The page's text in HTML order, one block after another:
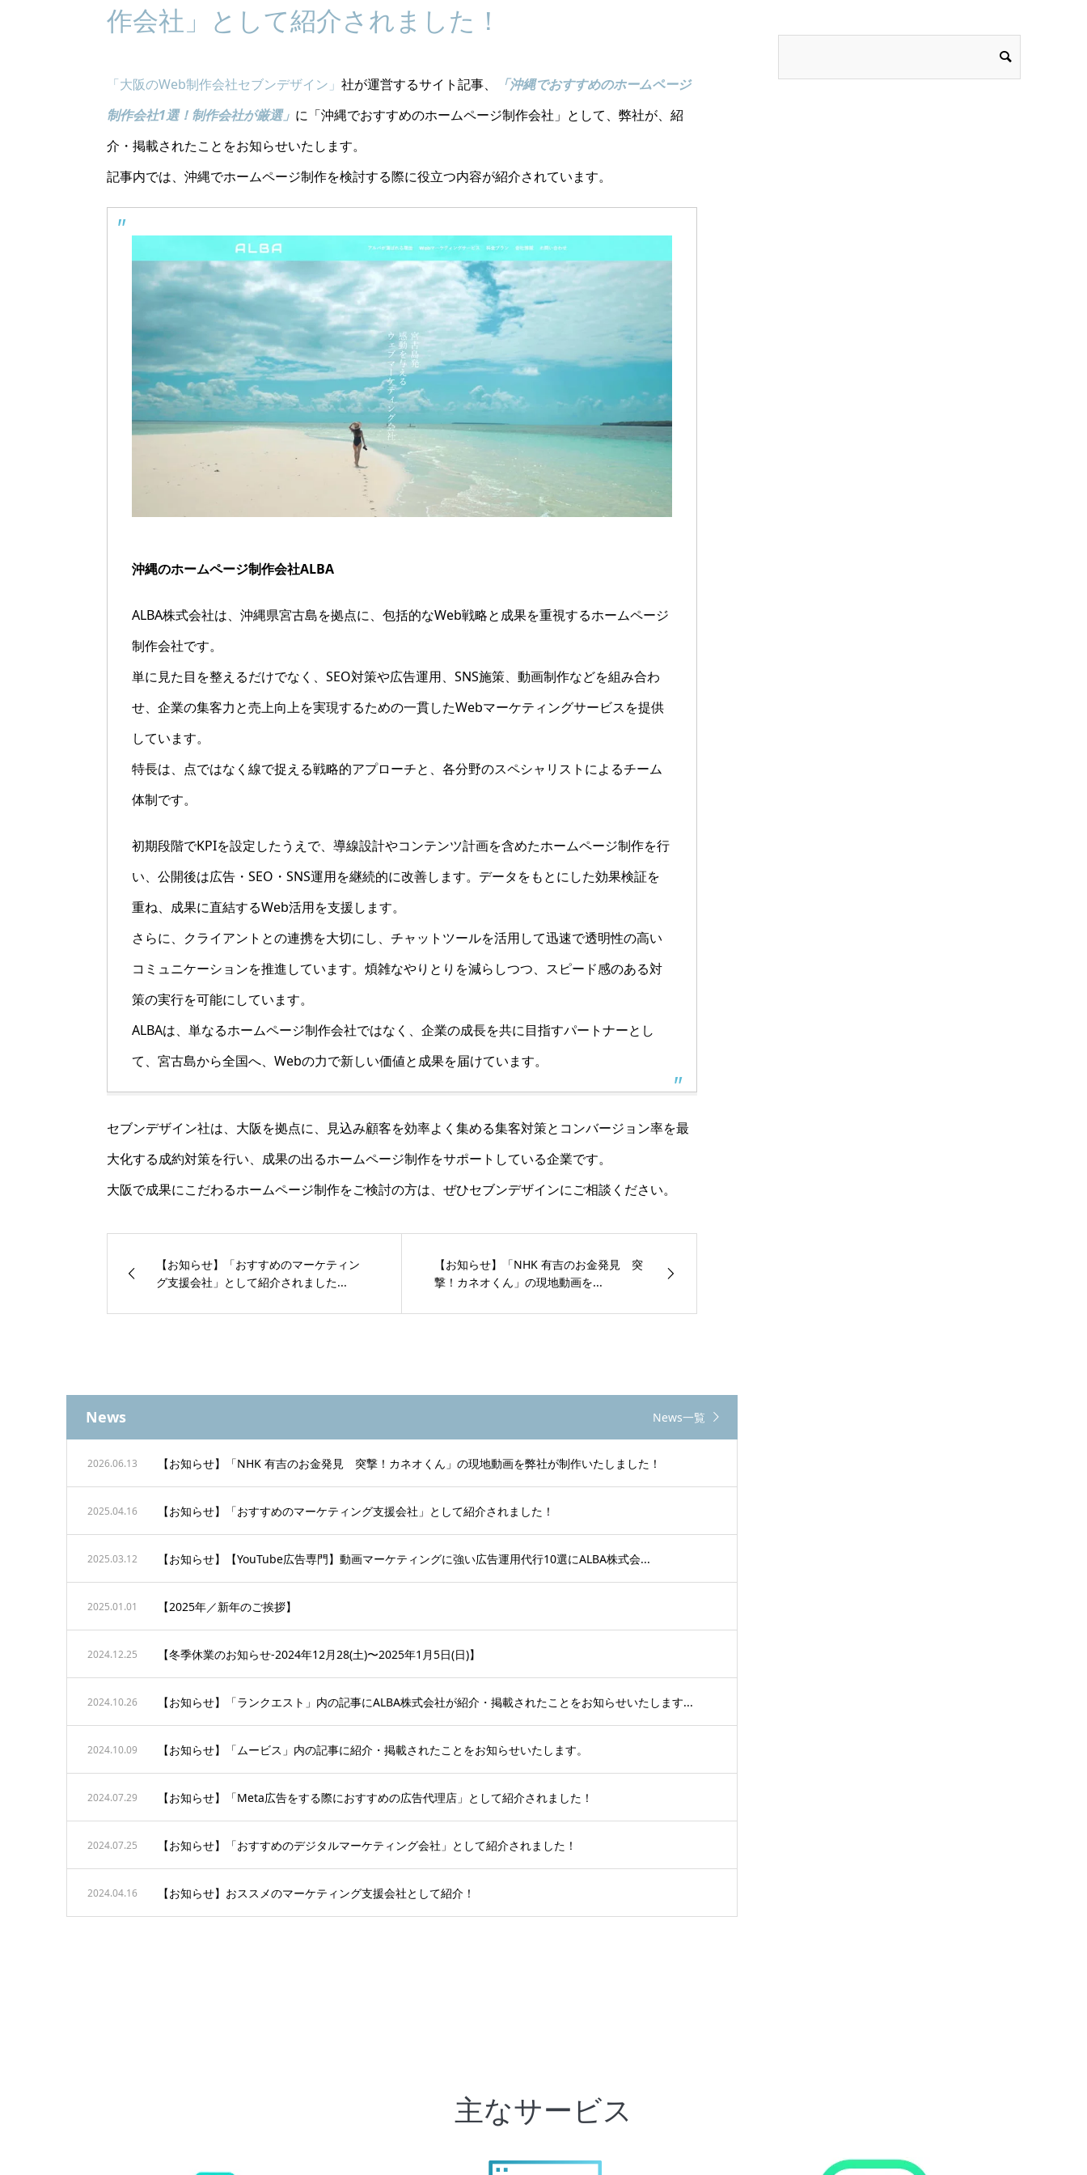
作会社」として紹介されました！
「大阪のWeb制作会社セブンデザイン」 社が運営するサイト記事、
「沖縄でおすすめのホームページ
制作会社1選！制作会社が厳選」 に「沖縄でおすすめのホームページ制作会社」として、弊社が、紹
介・掲載されたことをお知らせいたします。
記事内では、沖縄でホームページ制作を検討する際に役立つ内容が紹介されています。
沖縄のホームページ制作会社ALBA
ALBA株式会社は、沖縄県宮古島を拠点に、包括的なWeb戦略と成果を重視するホームページ
制作会社です。
単に見た目を整えるだけでなく、SEO対策や広告運用、SNS施策、動画制作などを組み合わ
せ、企業の集客力と売上向上を実現するための一貫したWebマーケティングサービスを提供
しています。
特長は、点ではなく線で捉える戦略的アプローチと、各分野のスペシャリストによるチーム
体制です。
初期段階でKPIを設定したうえで、導線設計やコンテンツ計画を含めたホームページ制作を行
い、公開後は広告・SEO・SNS運用を継続的に改善します。データをもとにした効果検証を
重ね、成果に直結するWeb活用を支援します。
さらに、クライアントとの連携を大切にし、チャットツールを活用して迅速で透明性の高い
コミュニケーションを推進しています。煩雑なやりとりを減らしつつ、スピード感のある対
策の実行を可能にしています。
ALBAは、単なるホームページ制作会社ではなく、企業の成長を共に目指すパートナーとし
て、宮古島から全国へ、Webの力で新しい価値と成果を届けています。
セブンデザイン社は、大阪を拠点に、見込み顧客を効率よく集める集客対策とコンバージョン率を最
大化する成約対策を行い、成果の出るホームページ制作をサポートしている企業です。
大阪で成果にこだわるホームページ制作をご検討の方は、ぜひセブンデザインにご相談ください。
【お知らせ】「おすすめのマーケティン
グ支援会社」として紹介されました...
【お知らせ】「NHK 有吉のお金発見 突
撃！カネオくん」の現地動画を...
News News一覧
2026.06.13 【お知らせ】「NHK 有吉のお金発見 突撃！カネオくん」の現地動画を弊社が制作いたしました！
2025.04.16 【お知らせ】「おすすめのマーケティング支援会社」として紹介されました！
2025.03.12 【お知らせ】【YouTube広告専門】動画マーケティングに強い広告運用代行10選にALBA株式会...
2025.01.01 【2025年／新年のご挨拶】
2024.12.25 【冬季休業のお知らせ-2024年12月28(土)〜2025年1月5日(日)】
2024.10.26 【お知らせ】「ランクエスト」内の記事にALBA株式会社が紹介・掲載されたことをお知らせいたします...
2024.10.09 【お知らせ】「ムービス」内の記事に紹介・掲載されたことをお知らせいたします。
2024.07.29 【お知らせ】「Meta広告をする際におすすめの広告代理店」として紹介されました！
2024.07.25 【お知らせ】「おすすめのデジタルマーケティング会社」として紹介されました！
2024.04.16 【お知らせ】おススメのマーケティング支援会社として紹介！
主なサービス